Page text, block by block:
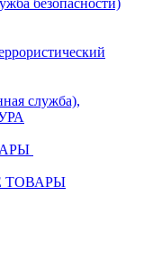
безопасности)
служба),
ТОВАРЫ